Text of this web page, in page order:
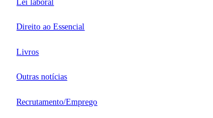
Lei laboral
Direito ao Essencial
Livros
Outras notícias
Recrutamento/Emprego